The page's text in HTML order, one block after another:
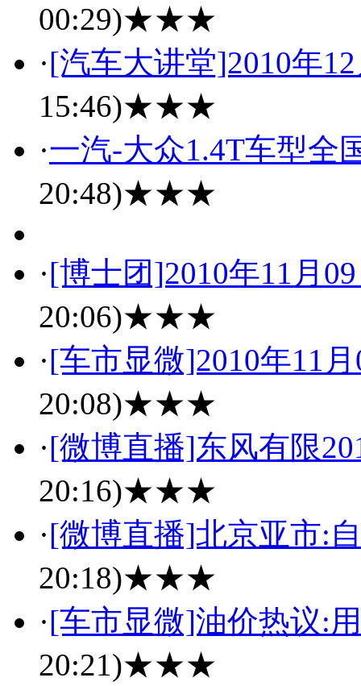
00:29)★★★
·[汽车大讲堂]2010年
15:46)★★★
·一汽-大众1.4T车型全
20:48)★★★
·[博士团]2010年11月
20:06)★★★
·[车市显微]2010年11
20:08)★★★
·[微博直播]东风有限
20:16)★★★
·[微博直播]北京亚市:
20:18)★★★
·[车市显微]油价热议:
20:21)★★★